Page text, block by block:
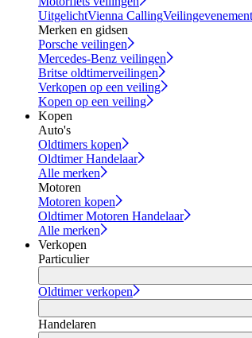
UitgelichtVienna Calling
Merken en gidsen
Porsche veilingen
Mercedes-Benz veilingen
Britse oldtimerveilingen
Verkopen op een veiling
Kopen op een veiling
Kopen
Auto's
Oldtimers kopen
Oldtimer Handelaar
Alle merken
Motoren
Motoren kopen
Oldtimer Motoren Handelaar
Alle merken
Verkopen
Particulier
Oldtimer verkopen
Handelaren